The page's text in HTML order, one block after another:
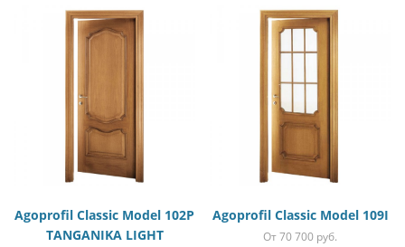
Agoprofil Classic Model 102P
TANGANIKA LIGHT
Agoprofil Classic Model 109I
От 70 700 руб.